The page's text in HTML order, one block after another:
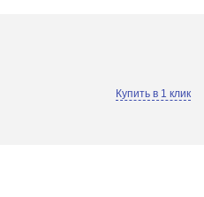
Купить в 1 клик